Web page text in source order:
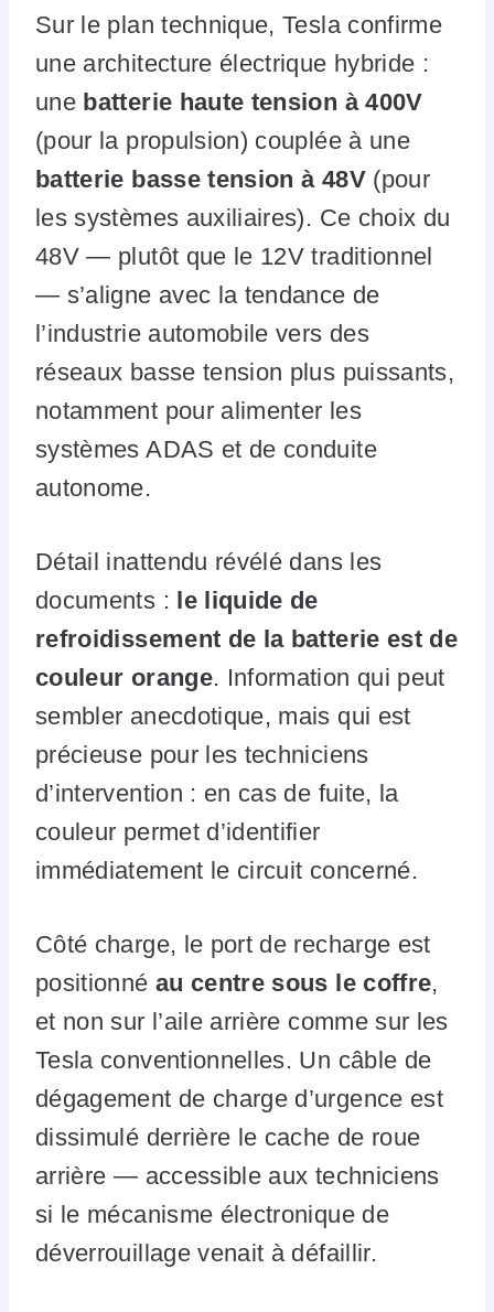
Sur le plan technique, Tesla confirme
une architecture électrique hybride :
une batterie haute tension à 400V
(pour la propulsion) couplée à une
batterie basse tension à 48V(pour
les systèmes auxiliaires). Ce choix du
48V — plutôt que le 12V traditionnel
— s’aligne avec la tendance de
l’industrie automobile vers des
réseaux basse tension plus puissants,
notamment pour alimenter les
systèmes ADAS et de conduite
autonome.
Détail inattendu révélé dans les
documents : le liquide de
refroidissement de la batterie est de
couleur orange. Information qui peut
sembler anecdotique, mais qui est
précieuse pour les techniciens
d’intervention : en cas de fuite, la
couleur permet d’identifier
immédiatement le circuit concerné.
Côté charge, le port de recharge est
positionné au centre sous le coffre,
et non sur l’aile arrière comme sur les
Tesla conventionnelles. Un câble de
dégagement de charge d’urgence est
dissimulé derrière le cache de roue
arrière — accessible aux techniciens
si le mécanisme électronique de
déverrouillage venait à défaillir.